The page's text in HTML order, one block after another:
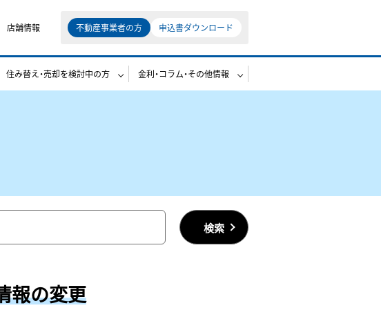
店舗情報 不動産事業者の方 申込書ダウンロード
住み替え・売却を検討中の方 金利・コラム・その他情報
検索
報の変更